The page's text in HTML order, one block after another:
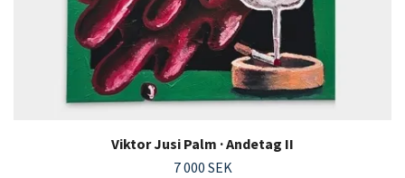
Viktor Jusi Palm · Andetag II
7 000 SEK